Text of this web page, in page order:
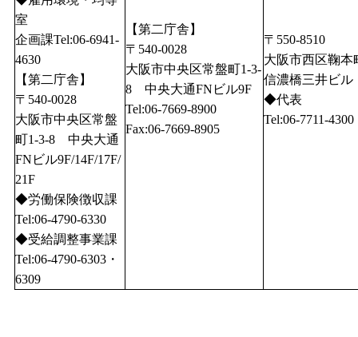
室
企画課Tel:06-6941-
4630
【第二庁舎】
〒540-0028
大阪市中央区常盤
町1-3-8 中央大通
FNビル9F/14F/17F/
21F
◆労働保険徴収課
Tel:06-4790-6330
◆受給調整事業課
Tel:06-4790-6303・
6309
【第二庁舎】
〒540-0028
大阪市中央区常盤町1-3-
8 中央大通FNビル9F
Tel:06-7669-8900
Fax:06-7669-8905
〒550-8510
大阪市西区鞠本
信濃橋三井ビル
◆代表
Tel:06-7711-4300